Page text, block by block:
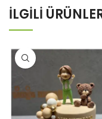
İLGILI